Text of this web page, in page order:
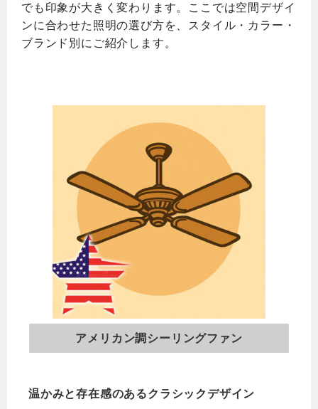
でも印象が大きく変わります。ここでは空間デザイ
ンに合わせた照明の選び方を、スタイル・カラー・
ブランド別にご紹介します。
アメリカン調シーリングファン
温かみと存在感のあるクラシックデザイン